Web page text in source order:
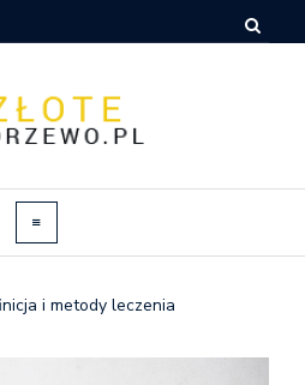
i metody leczenia